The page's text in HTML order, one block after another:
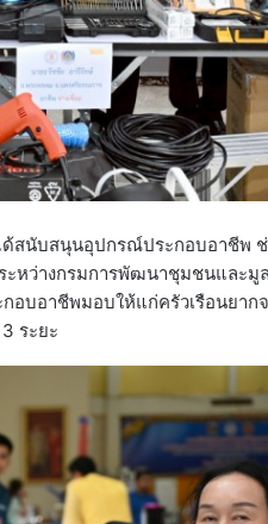
สนับสนุนอุปกรณ์ประกอบอาชีพ ช่
หว่างกรมการพัฒนาชุมชนและมู
บอาชีพมอบให้แก่ครัวเรือนยาก
ระยะ